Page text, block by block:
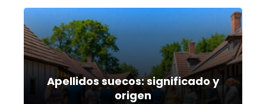
Apellidos suecos: significado y
origen